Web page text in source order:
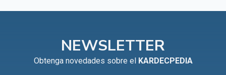
NEWSLETTER
Obtenga novedades sobre el KARDECPEDIA